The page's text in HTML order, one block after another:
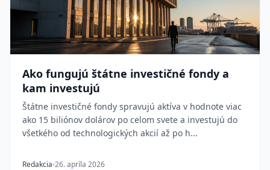
Ako fungujú štátne investičné fondy a
kam investujú
Štátne investičné fondy spravujú aktíva v hodnote viac
ako 15 biliónov dolárov po celom svete a investujú do
všetkého od technologických akcií až po h...
Redakcia 26. apríla 2026